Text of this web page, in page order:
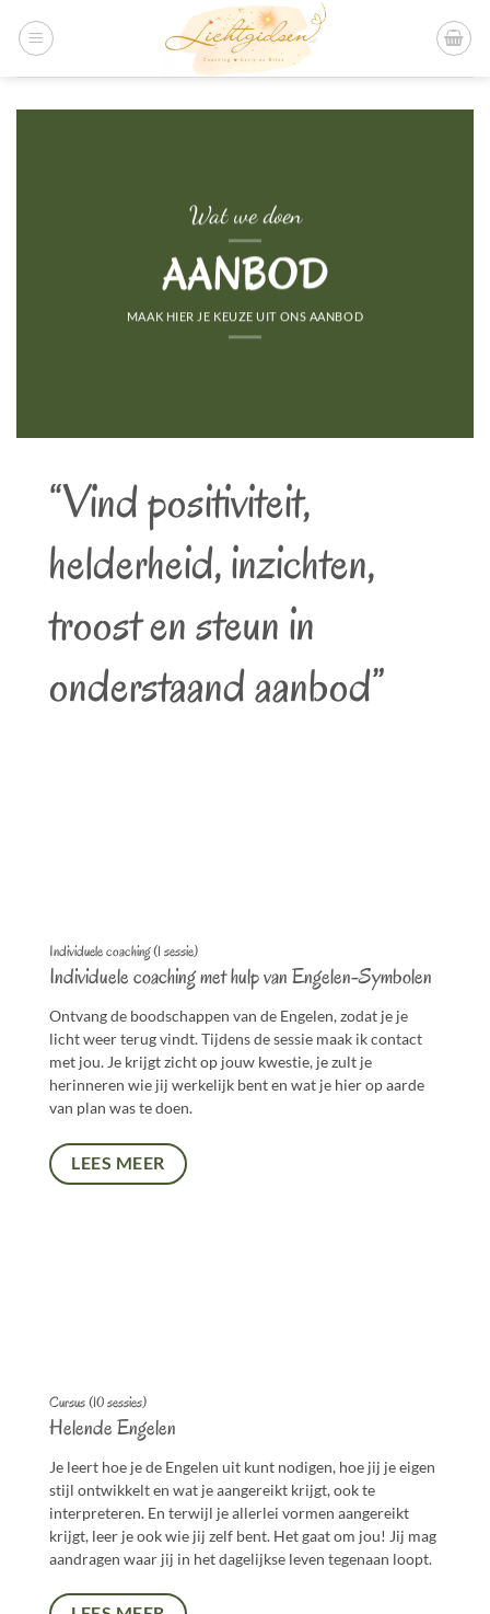
naar
Wat we doen
AANBOD
MAAK HIER JE KEUZE UIT ONS AANBOD
“Vind positiviteit,
helderheid, inzichten,
troost en steun in
onderstaand aanbod”
Individuele coaching (1 sessie)
Individuele coaching met hulp van Engelen-Symbolen
Ontvang de boodschappen van de Engelen, zodat je je
licht weer terug vindt. Tijdens de sessie maak ik contact
met jou. Je krijgt zicht op jouw kwestie, je zult je
herinneren wie jij werkelijk bent en wat je hier op aarde
van plan was te doen.
LEES MEER
Cursus (10 sessies)
Helende Engelen
Je leert hoe je de Engelen uit kunt nodigen, hoe jij je eigen
stijl ontwikkelt en wat je aangereikt krijgt, ook te
interpreteren. En terwijl je allerlei vormen aangereikt
krijgt, leer je ook wie jij zelf bent. Het gaat om jou! Jij mag
aandragen waar jij in het dagelijkse leven tegenaan loopt.